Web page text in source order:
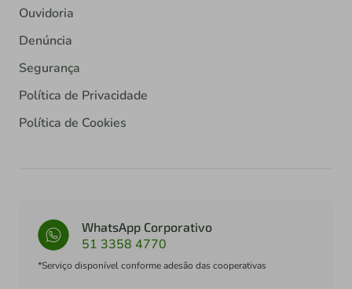
Ouvidoria
Denúncia
Segurança
Política de Privacidade
Política de Cookies
WhatsApp Corporativo
51 3358 4770
*Serviço disponível conforme adesão das cooperativas